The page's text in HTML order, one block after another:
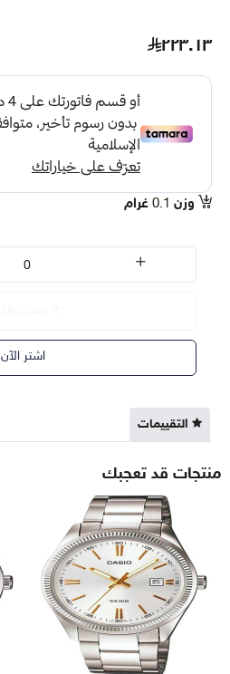
٢٢٣.١٣
وزن 0.1 غرام
اشتر الآن
التقييمات
منتجات قد تعجبك